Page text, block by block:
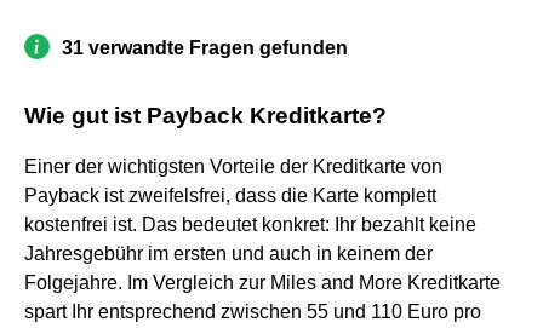
31 verwandte Fragen gefunden
Wie gut ist Payback Kreditkarte?
Einer der wichtigsten Vorteile der Kreditkarte von
Payback ist zweifelsfrei, dass die Karte komplett
kostenfrei ist. Das bedeutet konkret: Ihr bezahlt keine
Jahresgebühr im ersten und auch in keinem der
Folgejahre. Im Vergleich zur Miles and More Kreditkarte
spart Ihr entsprechend zwischen 55 und 110 Euro pro